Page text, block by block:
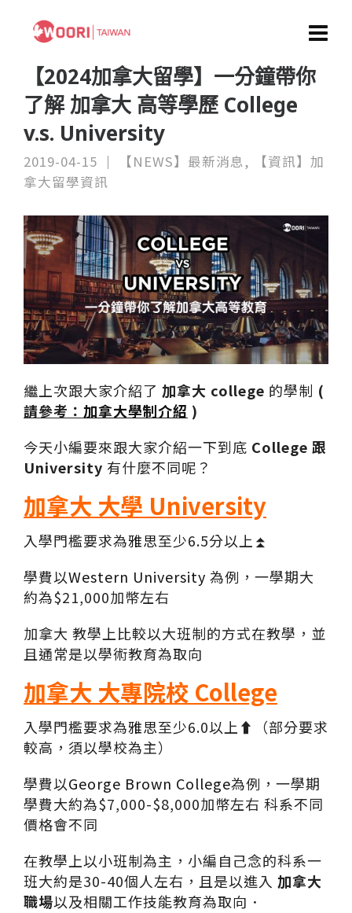
【2024加拿大留學】一分鐘帶你
了解 加拿大 高等學歷 College
v.s. University
2019-04-15 【NEWS】最新消息,
【資訊】加
拿大留學資訊
繼上次跟大家介紹了 加拿大 college 的學制 (
請參考： 加拿大學制介紹 )
今天小編要來跟大家介紹一下到底 College 跟
University 有什麼不同呢？
加拿大 大學 University
入學門檻要求為雅思至少6.5分以上⏫
學費以Western University 為例，一學期大
約為$21,000加幣左右
加拿大 教學上比較以大班制的方式在教學，並
且通常是以學術教育為取向
加拿大 大專院校 College
入學門檻要求為雅思至少6.0以上⬆️
（部分要求
較高，須以學校為主）
學費以George Brown College為例，一學期
學費大約為$7,000-$8,000加幣左右 科系不同
價格會不同
在教學上以小班制為主，小編自己念的科系一
班大約是30-40個人左右，且是以進入 加拿大
職場以及相關工作技能教育為取向．